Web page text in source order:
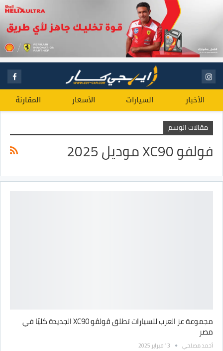
الأخبار السيارات الأسعار المقارنة
مقالات الوسم
فولفو XC90 موديل 2025
مجموعة عز العرب للسيارات تطلق ڤولڤو XC90 الجديدة كليًا في
مصر
أحمد مصلحي 13 فبراير 2025